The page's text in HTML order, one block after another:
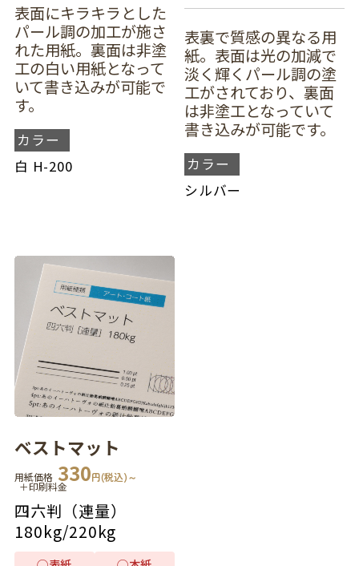
表面にキラキラとした
パール調の加工が施さ
れた用紙。裏面は非塗
工の白い用紙となって
いて書き込みが可能で
す。
カラー
白 H-200
表裏で質感の異なる用
紙。表面は光の加減で
淡く輝くパール調の塗
工がされており、裏面
は非塗工となっていて
書き込みが可能です。
カラー
シルバー
ベストマット
用紙価格 330円(税込)～
＋印刷料金
四六判（連量）
180kg/220kg